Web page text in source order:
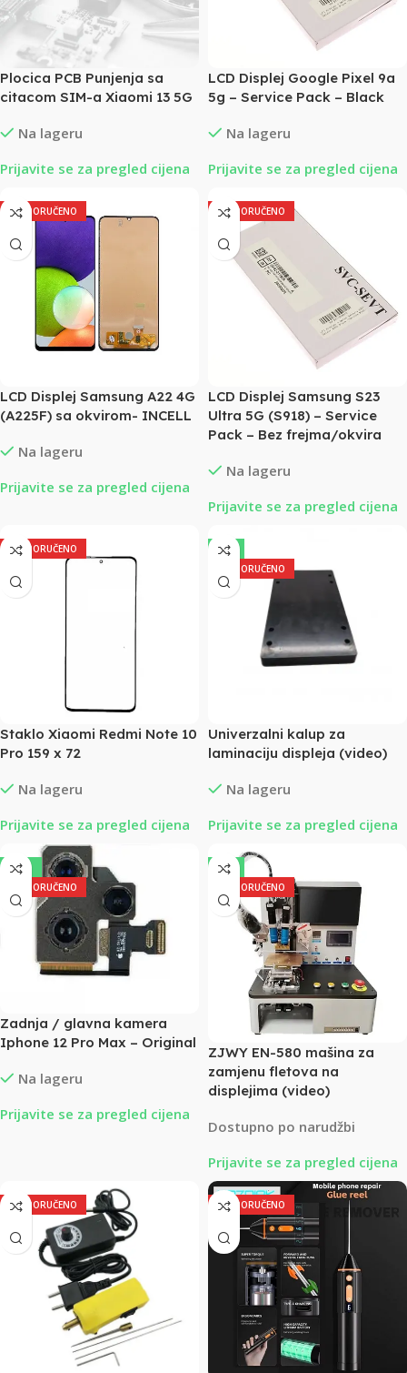
Plocica PCB Punjenja sa
citacom SIM-a Xiaomi 13 5G
Na lageru
Prijavite se za pregled cijena
LCD Displej Google Pixel 9a
5g – Service Pack – Black
Na lageru
Prijavite se za pregled cijena
PREPORUČENO
LCD Displej Samsung A22 4G
(A225F) sa okvirom- INCELL
Na lageru
Prijavite se za pregled cijena
PREPORUČENO
LCD Displej Samsung S23
Ultra 5G (S918) – Service
Pack – Bez frejma/okvira
Na lageru
Prijavite se za pregled cijena
PREPORUČENO
Staklo Xiaomi Redmi Note 10
Pro 159 x 72
Na lageru
Prijavite se za pregled cijena
-9%
PREPORUČENO
Univerzalni kalup za
laminaciju displeja (video)
Na lageru
Prijavite se za pregled cijena
-28%
PREPORUČENO
Zadnja / glavna kamera
Iphone 12 Pro Max – Original
Na lageru
Prijavite se za pregled cijena
-5%
PREPORUČENO
ZJWY EN-580 mašina za
zamjenu fletova na
displejima (video)
Dostupno po narudžbi
Prijavite se za pregled cijena
PREPORUČENO PREPORUČENO